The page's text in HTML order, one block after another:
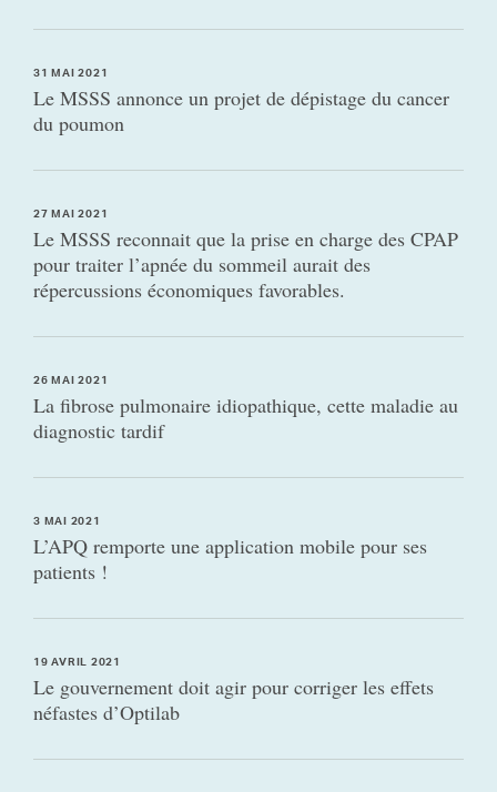
31 MAI 2021
Le MSSS annonce un projet de dépistage du cancer
du poumon
27 MAI 2021
Le MSSS reconnait que la prise en charge des CPAP
pour traiter l’apnée du sommeil aurait des
répercussions économiques favorables.
26 MAI 2021
La fibrose pulmonaire idiopathique, cette maladie au
diagnostic tardif
3 MAI 2021
L’APQ remporte une application mobile pour ses
patients !
19 AVRIL 2021
Le gouvernement doit agir pour corriger les effets
néfastes d’Optilab